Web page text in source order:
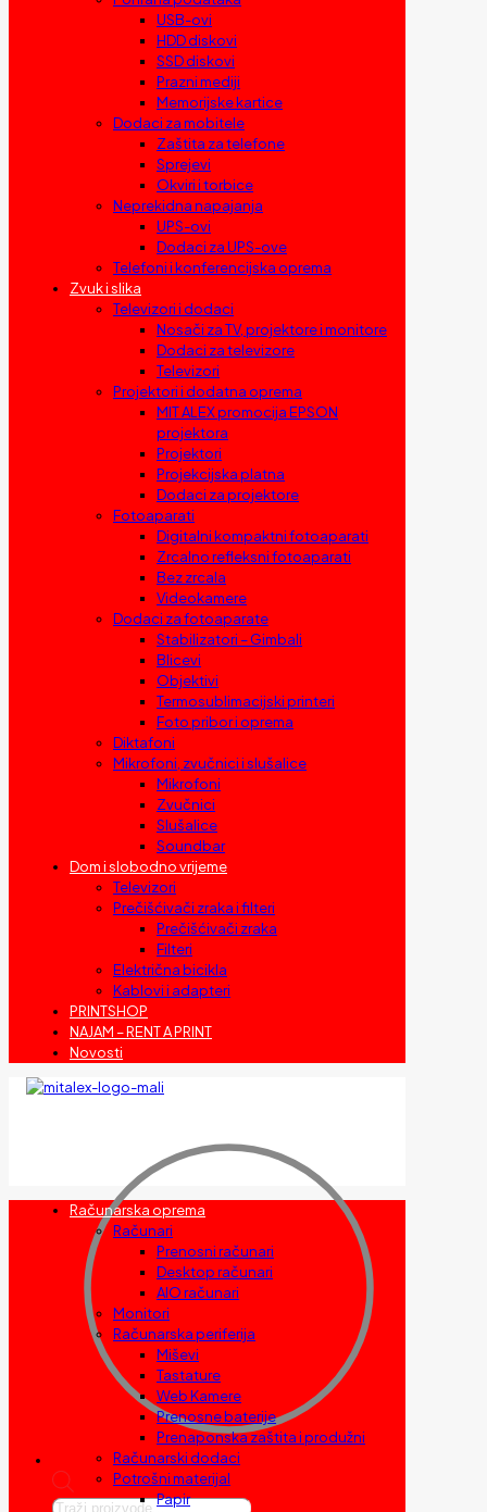
USB-ovi
HDD diskovi
SSD diskovi
Prazni mediji
Memorijske kartice
Dodaci za mobitele
Zaštita za telefone
Sprejevi
Okviri i torbice
Neprekidna napajanja
UPS-ovi
Dodaci za UPS-ove
Telefoni i konferencijska oprema
Zvuk i slika
Televizori i dodaci
Nosači za TV, projektore i monitore
Dodaci za televizore
Televizori
Projektori i dodatna oprema
MIT ALEX promocija EPSON
projektora
Projektori
Projekcijska platna
Dodaci za projektore
Fotoaparati
Digitalni kompaktni fotoaparati
Zrcalno refleksni fotoaparati
Bez zrcala
Videokamere
Dodaci za fotoaparate
Stabilizatori – Gimbali
Blicevi
Objektivi
Termosublimacijski printeri
Foto pribor i oprema
Diktafoni
Mikrofoni, zvučnici i slušalice
Mikrofoni
Zvučnici
Slušalice
Soundbar
Dom i slobodno vrijeme
Televizori
Prečišćivači zraka i filteri
Prečišćivači zraka
Filteri
Električna bicikla
Kablovi i adapteri
PRINTSHOP
NAJAM – RENT A PRINT
Novosti
Products
Računarska oprema
Računari
Prenosni računari
Desktop računari
AIO računari
Monitori
Računarska periferija
Miševi
Tastature
Web Kamere
Prenosne baterije
Prenaponska zaštita i produžni
Računarski dodaci
Potrošni materijal
Papir